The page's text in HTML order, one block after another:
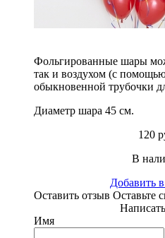
Фольгированные шары
так и воздухом (с
обыкновенной трубочки
Диаметр шара 45 см.
120
В
Добавить
Оставить отзыв Оставьте
Имя